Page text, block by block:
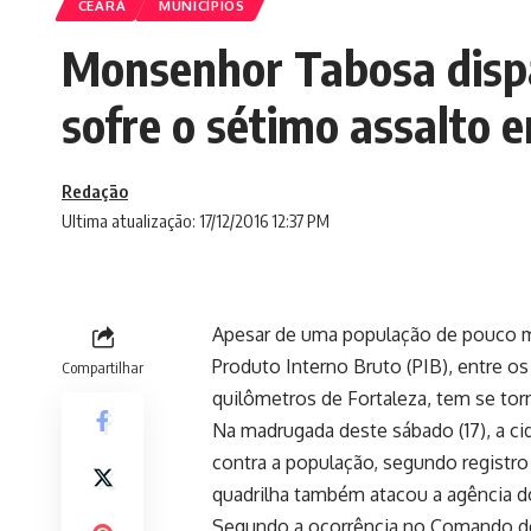
CEARÁ MUNICÍPIOS
Monsenhor Tabosa
sofre o sétimo assalto
Ultima atualização: 17/12/2016 12:37 PM
Redação
Compartilhar
Apesar de uma população de pouco
Produto Interno Bruto (PIB), entre
quilômetros de Fortaleza, tem se
Na madrugada deste sábado (17), a
contra a população, segundo
quadrilha também atacou a agência